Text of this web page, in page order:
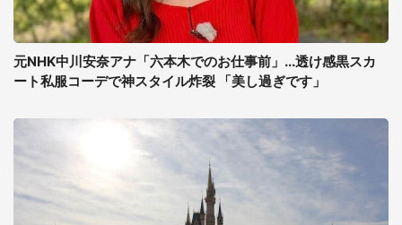
元NHK中川安奈アナ「六本木でのお仕事前」...透け感黒スカ
ート私服コーデで神スタイル炸裂 「美し過ぎです」